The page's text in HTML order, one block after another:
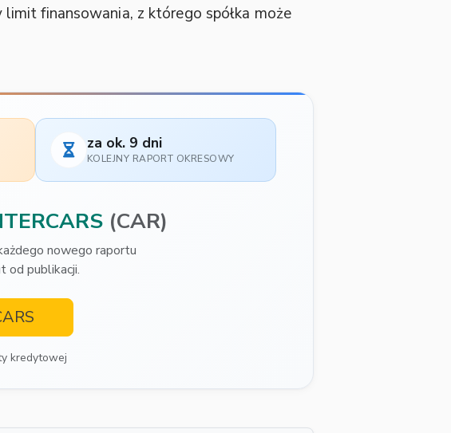
limit finansowania, z którego spółka może
za ok. 9 dni
KOLEJNY RAPORT OKRESOWY
(CAR)
nowego raportu
od publikacji.
kredytowej